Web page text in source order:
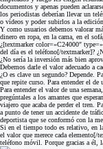
documentos y apenas pueden
los periodistas deberían llevar un
o vídeos y poder subirlos a la
Y como usuarios debemos valorar
dinero en ropa, en la cama, en el
¿[textmarker color=»C24000″
del día es el teléfono[/textmarker]?
¿No sería la inversión más bien
Debemos darle el valor adecuado a
¿O es clave un segundo? Depende.
que repite curso. Para entender el de
Para entender el valor de una
pregúntales a los amantes que
viajero que acaba de perder el tren.
a punto de tener un accidente de
deportista que se conformó con la
Si en el tiempo todo es relativo, en
el valor que merece cada elemento[/
teléfono móvil. Porque gracias a él,